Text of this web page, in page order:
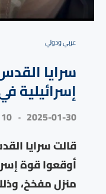
⁠عربي ودولي
سرايا
إسرائيلية
2025-01-30 10 مشاهدة
قالت سرايا
أوقعوا قوة
منزل مفخخ،